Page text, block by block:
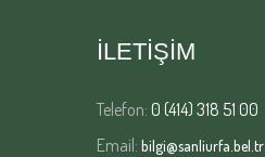
İLETİŞİM
Telefon: 0 (414) 318 51 00
Email: bilgi@sanliurfa.bel.tr